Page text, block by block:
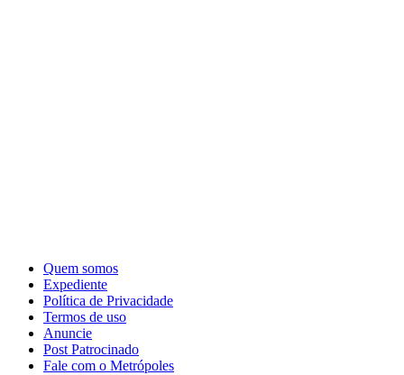
Quem somos
Expediente
Política de Privacidade
Termos de uso
Anuncie
Post Patrocinado
Fale com o Metrópoles